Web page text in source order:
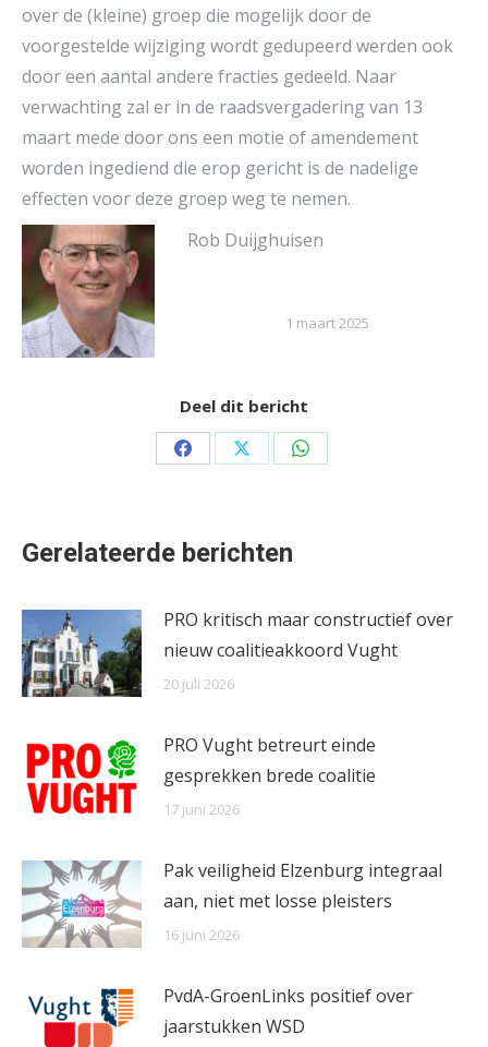
over de (kleine) groep die mogelijk door de
voorgestelde wijziging wordt gedupeerd werden ook
door een aantal andere fracties gedeeld. Naar
verwachting zal er in de raadsvergadering van 13
maart mede door ons een motie of amendement
worden ingediend die erop gericht is de nadelige
effecten voor deze groep weg te nemen.
Rob Duijghuisen
1 maart 2025
Deel dit bericht
Share Share Share
Gerelateerde berichten
PRO kritisch maar constructief over
nieuw coalitieakkoord Vught
20 juli 2026
PRO Vught betreurt einde
gesprekken brede coalitie
17 juni 2026
Pak veiligheid Elzenburg integraal
aan, niet met losse pleisters
16 juni 2026
PvdA-GroenLinks positief over
jaarstukken WSD